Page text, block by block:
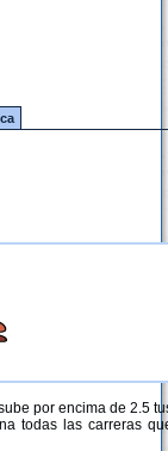
por encima de 2.5
todas las carreras